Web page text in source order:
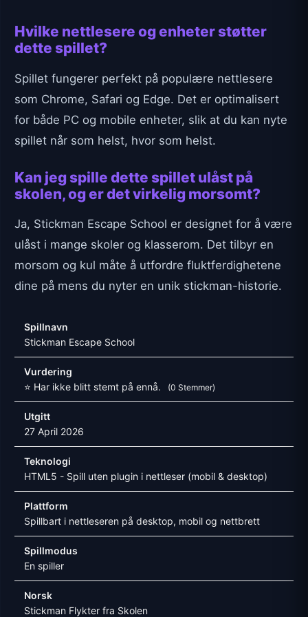
Hvilke nettlesere og enheter støtter
dette spillet?
Spillet fungerer perfekt på populære nettlesere
som Chrome, Safari og Edge. Det er optimalisert
for både PC og mobile enheter, slik at du kan nyte
spillet når som helst, hvor som helst.
Kan jeg spille dette spillet ulåst på
skolen, og er det virkelig morsomt?
Ja, Stickman Escape School er designet for å være
ulåst i mange skoler og klasserom. Det tilbyr en
morsom og kul måte å utfordre fluktferdighetene
dine på mens du nyter en unik stickman-historie.
Spillnavn
Stickman Escape School
Vurdering
⭐ Har ikke blitt stemt på ennå.
(0 Stemmer)
Utgitt
27 April 2026
Teknologi
HTML5 - Spill uten plugin i nettleser (mobil & desktop)
Plattform
Spillbart i nettleseren på desktop, mobil og nettbrett
Spillmodus
En spiller
Norsk
Stickman Flykter fra Skolen